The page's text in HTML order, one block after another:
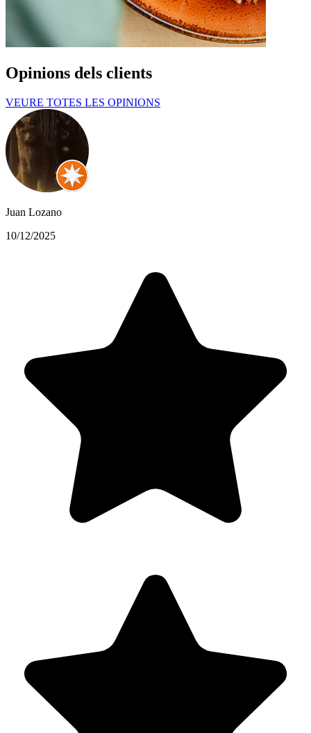
Opinions dels clients
VEURE TOTES LES OPINIONS
Juan Lozano
10/12/2025